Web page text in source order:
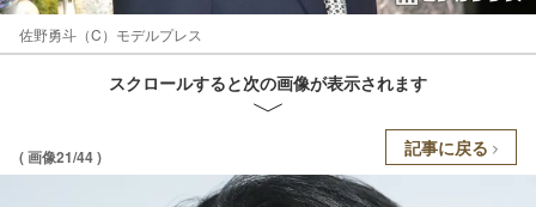
佐野勇斗（C）モデルプレス
スクロールすると次の画像が表示されます
( 画像21/44 ) 記事に戻る